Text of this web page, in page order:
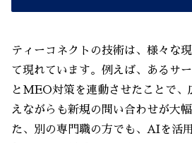
ティーコネクトの技術は、様々な
て現れています。例えば、あるサ
とMEO対策を連動させたことで、
えながらも新規の問い合わせが大
た、別の専門職の方でも、AIを活